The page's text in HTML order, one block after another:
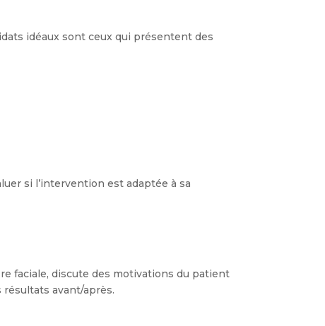
idéaux sont ceux qui présentent des
si l’intervention est adaptée à sa
faciale, discute des motivations du patient
avant/après.